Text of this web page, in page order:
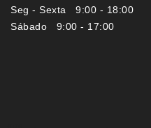
Seg - Sexta 9:00 - 18:00
Sábado 9:00 - 17:00